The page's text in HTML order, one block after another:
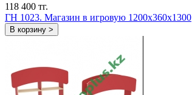
118 400 тг.
ГН 1023. Магазин в игровую 1200x360x1300
В корзину >